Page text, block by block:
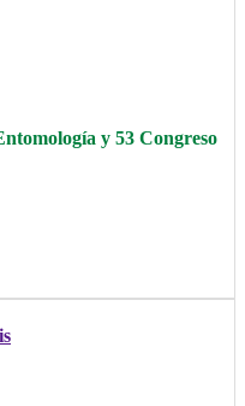
y 53 Congreso